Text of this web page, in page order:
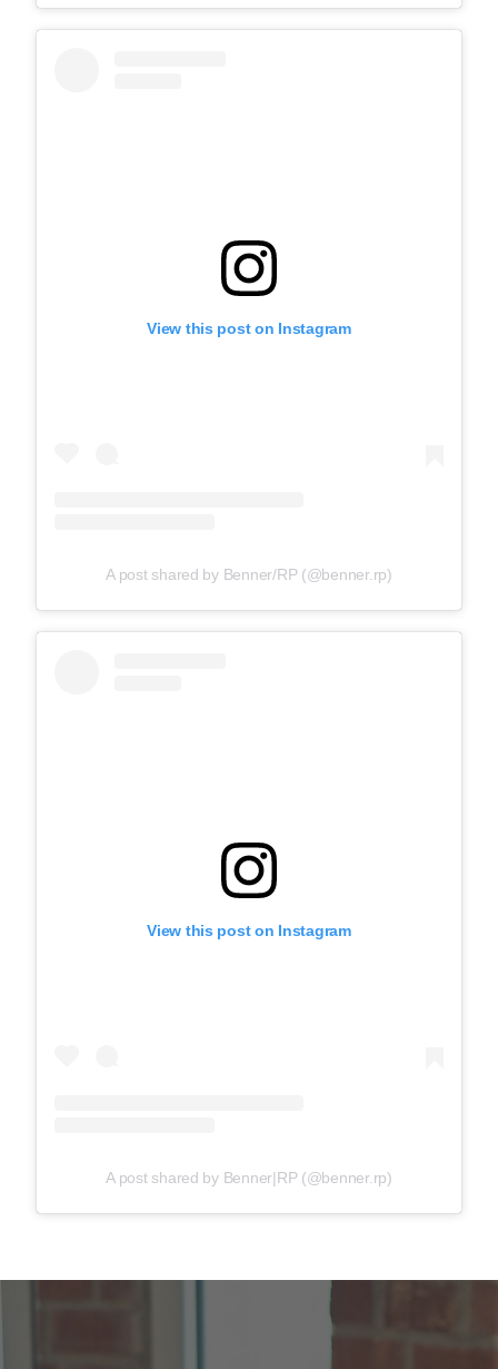
View this post on Instagram
A post shared by Benner/RP (@benner.rp)
View this post on Instagram
A post shared by Benner|RP (@benner.rp)